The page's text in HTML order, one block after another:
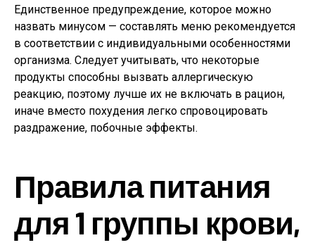
Единственное предупреждение, которое можно
назвать минусом — составлять меню рекомендуется
в соответствии с индивидуальными особенностями
организма. Следует учитывать, что некоторые
продукты способны вызвать аллергическую
реакцию, поэтому лучше их не включать в рацион,
иначе вместо похудения легко спровоцировать
раздражение, побочные эффекты.
Правила питания
для 1 группы крови,